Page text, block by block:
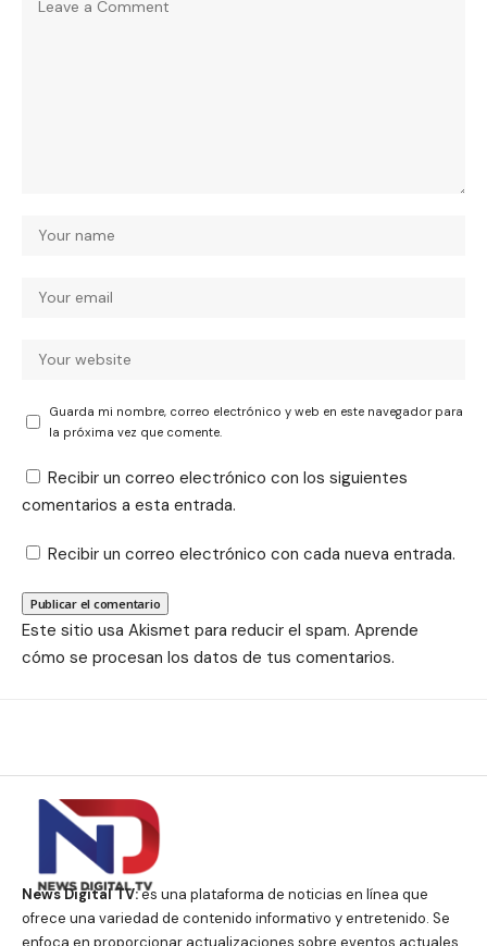
Guarda mi nombre, correo electrónico y web en este navegador para
la próxima vez que comente.
Recibir un correo electrónico con los siguientes
comentarios a esta entrada.
Recibir un correo electrónico con cada nueva entrada.
Este sitio usa Akismet para reducir el spam. Aprende
cómo se procesan los datos de tus comentarios.
News Digital TV:es una plataforma de noticias en línea que
ofrece una variedad de contenido informativo y entretenido. Se